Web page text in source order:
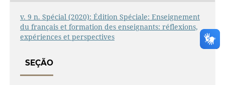
v. 9 n. Spécial (2020): Édition Spéciale: Enseignement
du français et formation des enseignants: réflexions,
expériences et perspectives
SEÇÃO